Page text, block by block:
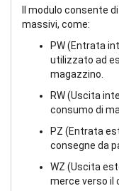
Il modulo consente
massivi, come:
PW (Entrata
utilizzato ad
magazzino.
RW (Uscita
consumo di
PZ (Entrata
consegne da
WZ (Uscita
merce verso il